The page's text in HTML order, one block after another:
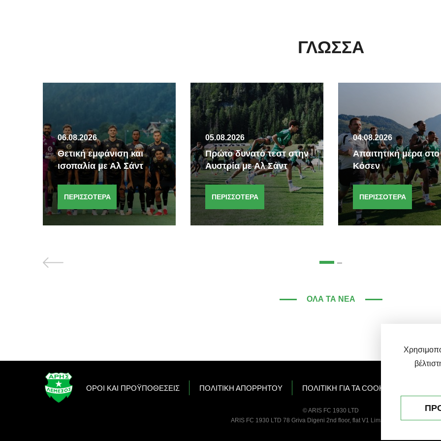
ΓΛΏΣΣΑ
06.08.2026
Θετική εμφάνιση και
ισοπαλία με Αλ Σάντ
ΠΕΡΙΣΣΟΤΕΡΑ
05.08.2026
Πρώτο δυνατό τεστ στην
Αυστρία με Αλ Σάντ
ΠΕΡΙΣΣΟΤΕΡΑ
04.08.2026
Απαιτητική μέρα στο
Κόσεν
ΠΕΡΙΣΣΟΤΕΡΑ
ΌΛΑ ΤΑ ΝΈΑ
OΡΟΙ ΚΑΙ ΠΡΟΫΠΟΘΕΣΕΙΣ ΠΟΛΙΤΙΚΗ ΑΠΟΡΡΗΤΟΥ ΠΟΛΙΤΙΚΗ ΓΙΑ ΤΑ COOKIE
© ARIS FC 1930 LTD
ARIS FC 1930 LTD 78 Griva Digeni 2nd floor, flat V1 Limassol 3101 Cyprus